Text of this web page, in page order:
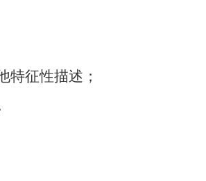
特征性描述；